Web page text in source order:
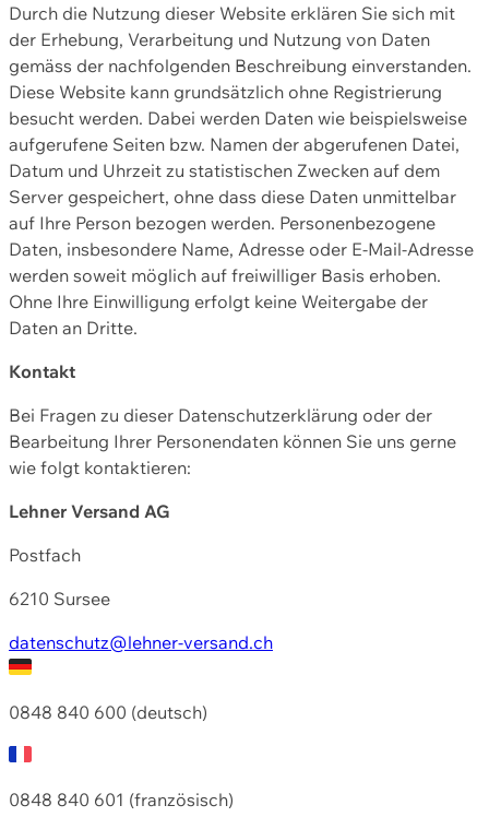
Durch die Nutzung dieser Website erklären Sie sich mit
der Erhebung, Verarbeitung und Nutzung von Daten
gemäss der nachfolgenden Beschreibung einverstanden.
Diese Website kann grundsätzlich ohne Registrierung
besucht werden. Dabei werden Daten wie beispielsweise
aufgerufene Seiten bzw. Namen der abgerufenen Datei,
Datum und Uhrzeit zu statistischen Zwecken auf dem
Server gespeichert, ohne dass diese Daten unmittelbar
auf Ihre Person bezogen werden. Personenbezogene
Daten, insbesondere Name, Adresse oder E-Mail-Adresse
werden soweit möglich auf freiwilliger Basis erhoben.
Ohne Ihre Einwilligung erfolgt keine Weitergabe der
Daten an Dritte.
Kontakt
Bei Fragen zu dieser Datenschutzerklärung oder der
Bearbeitung Ihrer Personendaten können Sie uns gerne
wie folgt kontaktieren:
Lehner Versand AG
Postfach
6210 Sursee
datenschutz@lehner-versand.ch
0848 840 600 (deutsch)
0848 840 601 (französisch)